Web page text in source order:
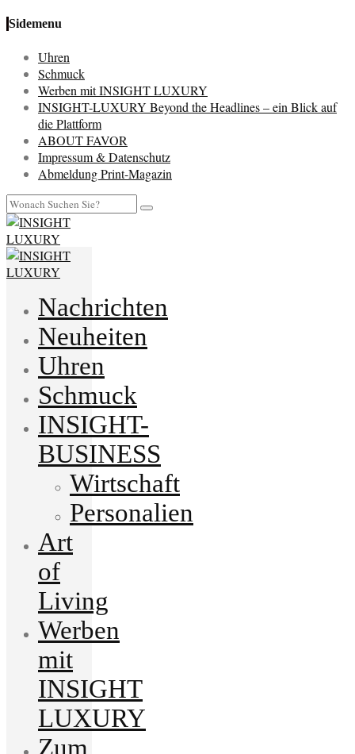
Sidemenu
Uhren
Schmuck
Werben mit INSIGHT LUXURY
INSIGHT-LUXURY Beyond the Headlines – ein Blick auf
die Plattform
ABOUT FAVOR
Impressum & Datenschutz
Abmeldung Print-Magazin
Nachrichten
Neuheiten
Uhren
Schmuck
INSIGHT-
BUSINESS
Wirtschaft
Personalien
Art
of
Living
Werben
mit
INSIGHT
LUXURY
Zum